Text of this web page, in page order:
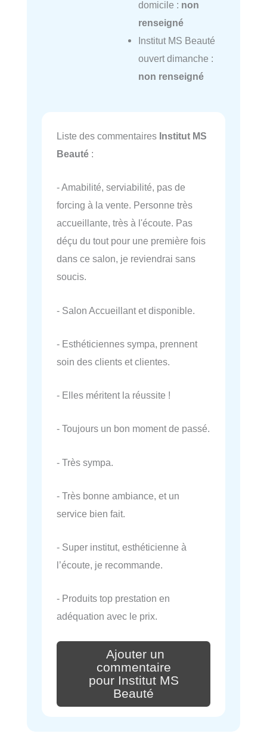
domicile : non
renseigné
Institut MS Beauté
ouvert dimanche :
non renseigné
Liste des commentaires Institut MS
Beauté :
- Amabilité, serviabilité, pas de
forcing à la vente. Personne très
accueillante, très à l'écoute. Pas
déçu du tout pour une première fois
dans ce salon, je reviendrai sans
soucis.
- Salon Accueillant et disponible.
- Esthéticiennes sympa, prennent
soin des clients et clientes.
- Elles méritent la réussite !
- Toujours un bon moment de passé.
- Très sympa.
- Très bonne ambiance, et un
service bien fait.
- Super institut, esthéticienne à
l’écoute, je recommande.
- Produits top prestation en
adéquation avec le prix.
Ajouter un
commentaire
pour Institut MS
Beauté